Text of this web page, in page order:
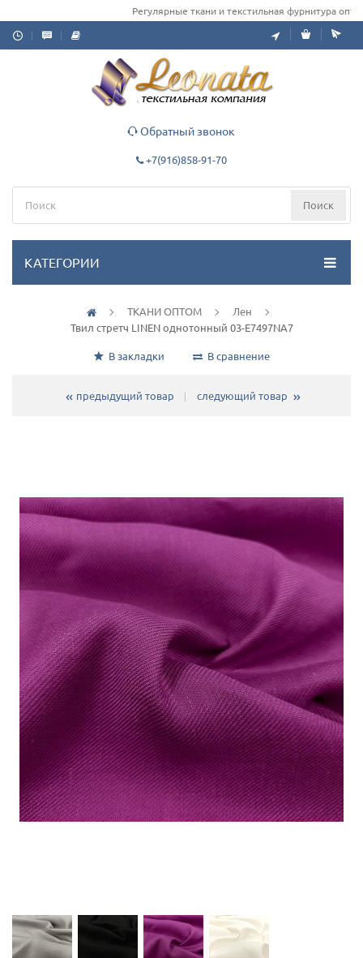
Регулярные ткани и текстильная фурнитура
Обратный звонок
+7(916)858-91-70
Поиск
КАТЕГОРИИ
ТКАНИ ОПТОМ
Лен
Твил стретч LINEN однотонный 03-Е7497NA7
В закладки В сравнение
предыдущий товар следующий товар